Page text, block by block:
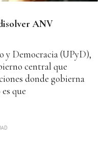
ANV
y Democracia (UPyD),
central que
donde gobierna
que